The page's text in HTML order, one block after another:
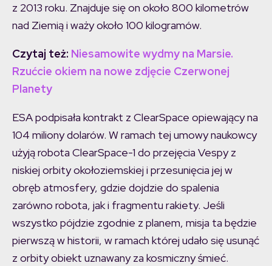
z 2013 roku. Znajduje się on około 800 kilometrów
nad Ziemią i waży około 100 kilogramów.
Czytaj też: Niesamowite wydmy na Marsie.
Rzućcie okiem na nowe zdjęcie Czerwonej
Planety
ESA podpisała kontrakt z ClearSpace opiewający na
104 miliony dolarów. W ramach tej umowy naukowcy
użyją robota ClearSpace-1 do przejęcia Vespy z
niskiej orbity okołoziemskiej i przesunięcia jej w
obręb atmosfery, gdzie dojdzie do spalenia
zarówno robota, jak i fragmentu rakiety. Jeśli
wszystko pójdzie zgodnie z planem, misja ta będzie
pierwszą w historii, w ramach której udało się usunąć
z orbity obiekt uznawany za kosmiczny śmieć.